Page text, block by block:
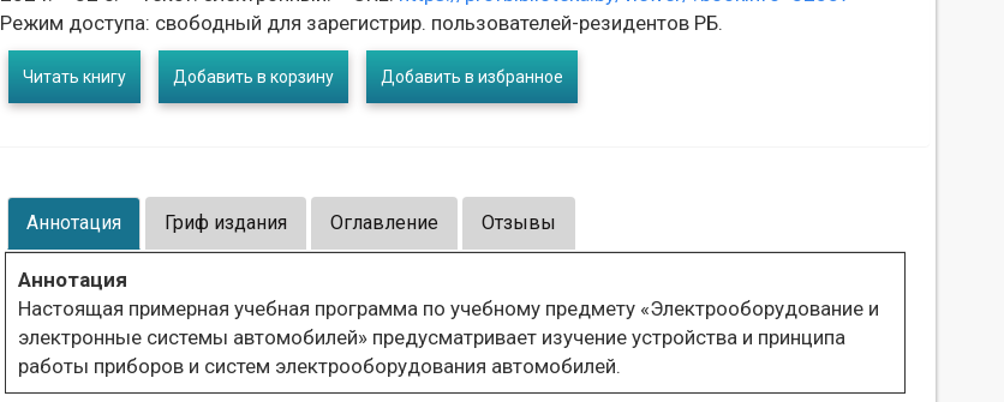
Режим доступа: свободный для зарегистрир. пользователей-резидентов РБ.
Читать книгу Добавить в корзину Добавить в избранное
Аннотация Гриф издания Оглавление Отзывы
Аннотация
Настоящая примерная учебная программа по учебному предмету «Электрооборудование и
электронные системы автомобилей» предусматривает изучение устройства и принципа
работы приборов и систем электрооборудования автомобилей.